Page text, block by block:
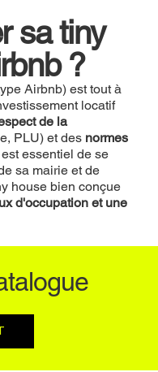
sa tiny
?
Airbnb) est tout à
locatif
de la
PLU) et des normes
est essentiel de se
sa mairie et de
house bien conçue
d'occupation et une